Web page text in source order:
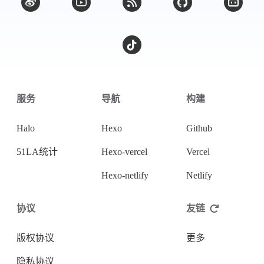
服务
Halo
51LA统计
导航
Hexo
Hexo-vercel
Hexo-netlify
构建
Github
Vercel
Netlify
协议
版权协议
隐私协议
友链
更多